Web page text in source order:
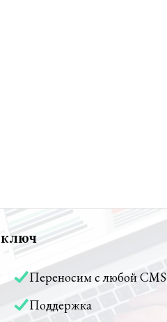
ключ
Переносим с любой CMS
Поддержка